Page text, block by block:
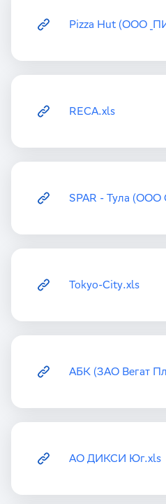
Pizza Hut (ООО
RECA.xls
SPAR - Тула
Tokyo-City.xls
АБК (ЗАО Вегат
АО ДИКСИ Юг.xls